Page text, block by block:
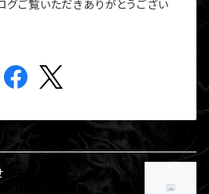
ご覧いただきありがとうござい